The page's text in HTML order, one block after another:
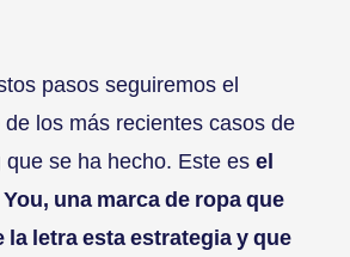
pasos seguiremos el
los más recientes casos de
que se ha hecho. Este es el
una marca de ropa que
la letra esta estrategia y que